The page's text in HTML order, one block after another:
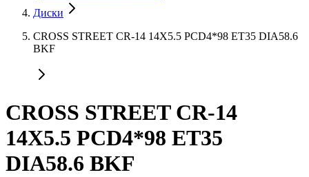
Диски
CROSS STREET CR-14 14X5.5 PCD4*98 ET35 DIA58.6
BKF
CROSS STREET CR-14
14X5.5 PCD4*98 ET35
DIA58.6 BKF